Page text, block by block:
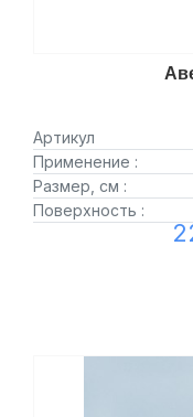
Артикул
Применение :
Размер, см :
Поверхность :